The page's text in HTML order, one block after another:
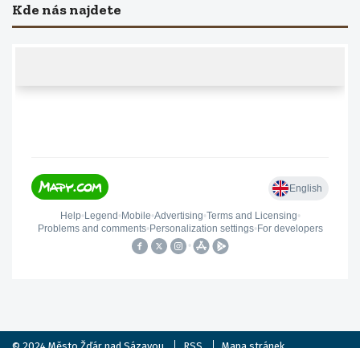
Kde nás najdete